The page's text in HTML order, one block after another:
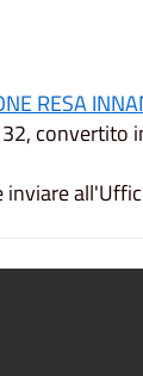
RESA
convertito